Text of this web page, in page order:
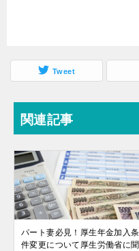
Tweet
関連記事
パート妻必見！厚生年金加入条
件変更について厚生労働省に聞